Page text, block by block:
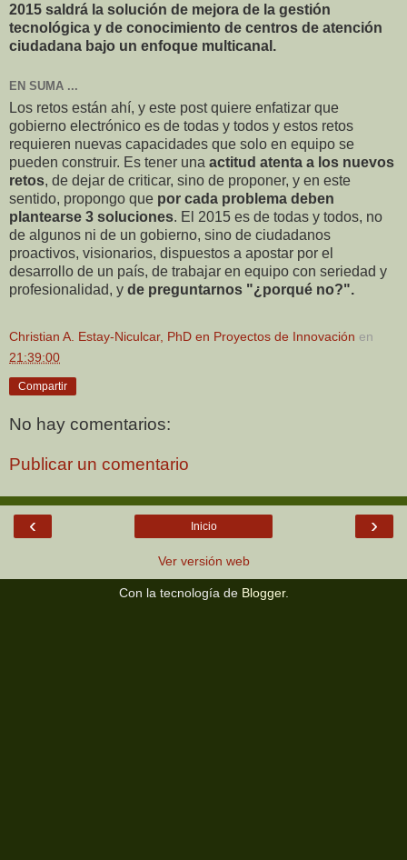
2015 saldrá la solución de mejora de la gestión
tecnológica y de conocimiento de centros de atención
ciudadana bajo un enfoque multicanal.
EN SUMA ...
Los retos están ahí, y este post quiere enfatizar que
gobierno electrónico es de todas y todos y estos retos
requieren nuevas capacidades que solo en equipo se
pueden construir. Es tener una actitud atenta a los nuevos
retos, de dejar de criticar, sino de proponer, y en este
sentido, propongo que por cada problema deben
plantearse 3 soluciones. El 2015 es de todas y todos, no
de algunos ni de un gobierno, sino de ciudadanos
proactivos, visionarios, dispuestos a apostar por el
desarrollo de un país, de trabajar en equipo con seriedad y
profesionalidad, y de preguntarnos "¿porqué no?".
Christian A. Estay-Niculcar, PhD en Proyectos de Innovación en
21:39:00
Compartir
No hay comentarios:
Publicar un comentario
‹ ›
Inicio
Ver versión web
Con la tecnología de Blogger.